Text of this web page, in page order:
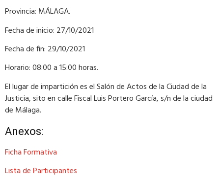
Provincia: MÁLAGA.
Fecha de inicio: 27/10/2021
Fecha de fin: 29/10/2021
Horario: 08:00 a 15:00 horas.
El lugar de impartición es el Salón de Actos de la Ciudad de la
Justicia, sito en calle Fiscal Luis Portero García, s/n de la ciudad
de Málaga.
Anexos:
Ficha Formativa
Lista de Participantes